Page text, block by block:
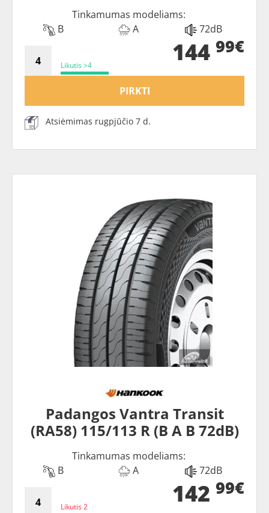
Tinkamumas modeliams:
B
A 72dB
Likutis >4 144 99€
PIRKTI
Atsiėmimas rugpjūčio 7 d.
Padangos Vantra Transit
(RA58) 115/113 R (B A B 72dB)
Tinkamumas modeliams:
B
A 72dB
Likutis 2 142 99€